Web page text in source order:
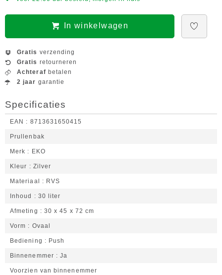
In winkelwagen
Gratis verzending
Gratis retourneren
Achteraf betalen
2 jaar garantie
Specificaties
EAN 8713631650415
Prullenbak
Merk EKO
Kleur Zilver
Materiaal RVS
Inhoud 30 liter
Afmeting 30 x 45 x 72 cm
Vorm Ovaal
Bediening Push
Binnenemmer Ja
Voorzien van binnenemmer